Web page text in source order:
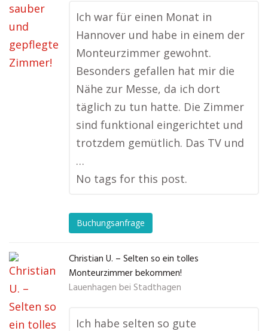
Ich war für einen Monat in
Hannover und habe in einem der
Monteurzimmer gewohnt.
Besonders gefallen hat mir die
Nähe zur Messe, da ich dort
täglich zu tun hatte. Die Zimmer
sind funktional eingerichtet und
trotzdem gemütlich. Das TV und
…
No tags for this post.
Buchungsanfrage
Christian U. – Selten so ein tolles
Monteurzimmer bekommen!
Lauenhagen bei Stadthagen
Ich habe selten so gute